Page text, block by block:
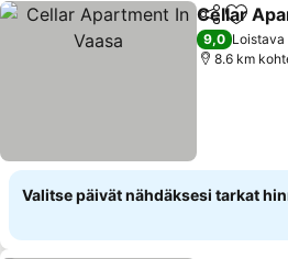
Jaa Lisää
Cellar
9,0 Loistava
8.6 km
Valitse päivät nähdäksesi tarkat